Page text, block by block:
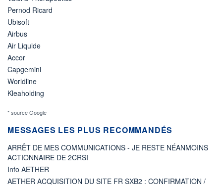
Pernod Ricard
Ubisoft
Airbus
Air Liquide
Accor
Capgemini
Worldline
Kleaholding
* source Google
MESSAGES LES PLUS RECOMMANDÉS
ARRÊT DE MES COMMUNICATIONS - JE RESTE NÉANMOINS
ACTIONNAIRE DE 2CRSI
Info AETHER
AETHER ACQUISITION DU SITE FR SXB2 : CONFIRMATION /